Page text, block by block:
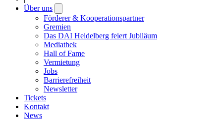
Über uns
submenu
Förderer & Kooperationspartner
Gremien
Das DAI Heidelberg feiert Jubiläum
Mediathek
Hall of Fame
Vermietung
Jobs
Barrierefreiheit
Newsletter
Tickets
Kontakt
News